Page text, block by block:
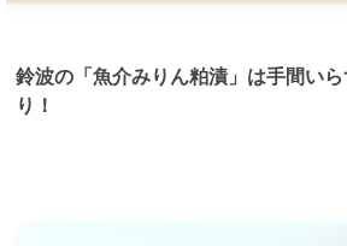
鈴波の「魚介みりん粕漬」は手間い
り！